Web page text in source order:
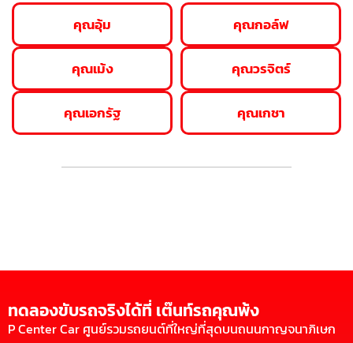
คุณอุ้ม
คุณเม้ง
คุณเอกรัฐ
คุณกอล์ฟ
คุณวรจิตร์
คุณเกชา
ทดลองขับรถจริงได้ที่ เต๊นท์รถคุณพ้ง
P Center Car ศูนย์รวมรถยนต์ที่ใหญ่ที่สุดบนถนนกาญจนาภิเษก